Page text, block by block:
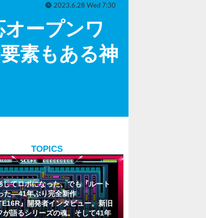
ープンワ
素もある神
2023.6.28 Wed 7:30
TOPICS
してロボになった、でも『ルート
た―41年ぶり完全新作
』開発者インタビュー。新旧
が語るシリーズの魂。そして41年